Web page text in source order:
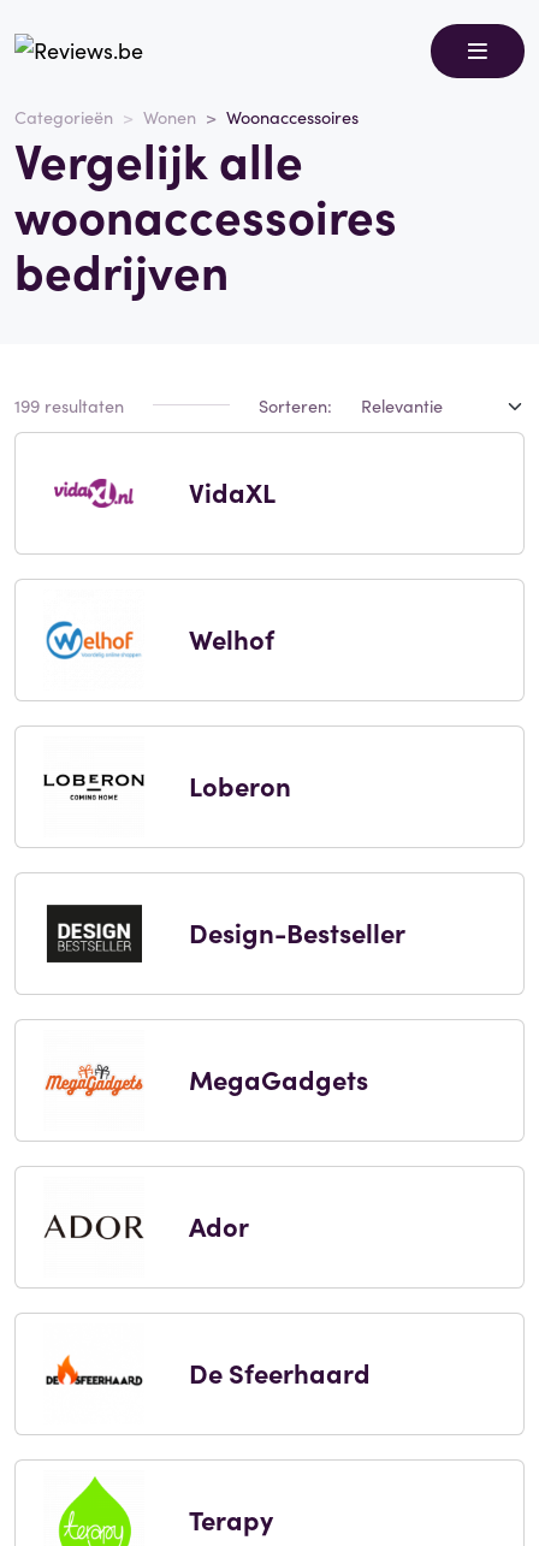
Categorieën Wonen Woonaccessoires
Vergelijk alle
woonaccessoires
bedrijven
199 resultaten Sorteren:
VidaXL
Welhof
Loberon
Design-Bestseller
MegaGadgets
Ador
De Sfeerhaard
Terapy